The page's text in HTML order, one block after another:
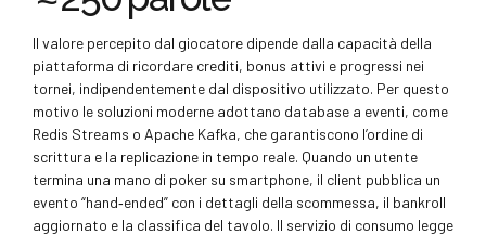
Il valore percepito dal giocatore dipende dalla capacità della
piattaforma di ricordare crediti, bonus attivi e progressi nei
tornei, indipendentemente dal dispositivo utilizzato. Per questo
motivo le soluzioni moderne adottano database a eventi, come
Redis Streams o Apache Kafka, che garantiscono l’ordine di
scrittura e la replicazione in tempo reale. Quando un utente
termina una mano di poker su smartphone, il client pubblica un
evento “hand‑ended” con i dettagli della scommessa, il bankroll
aggiornato e la classifica del tavolo. Il servizio di consumo legge